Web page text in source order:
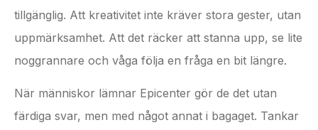
tillgänglig. Att kreativitet inte kräver stora gester, utan
uppmärksamhet. Att det räcker att stanna upp, se lite
noggrannare och våga följa en fråga en bit längre.
När människor lämnar Epicenter gör de det utan
färdiga svar, men med något annat i bagaget. Tankar